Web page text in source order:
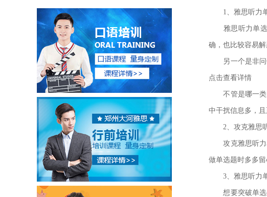
1、雅思听力
雅思听力单选
确，也比较容易解
另一个是非问句
点击查看详情
不管是哪一类形
中干扰信息多，
2、攻克雅思听
攻克雅思听力单
做单选题时多多
3、雅思听力单
想要突破单选题